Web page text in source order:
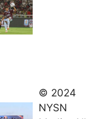
umum
Kejurnas
© 2024
NYSN